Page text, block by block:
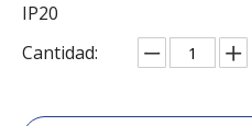
IP20
Cantidad: